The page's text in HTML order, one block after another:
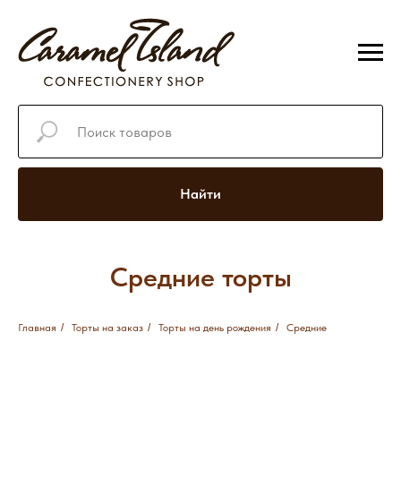
Найти
Средние торты
Главная / Торты на заказ / Торты на день рождения / Средние